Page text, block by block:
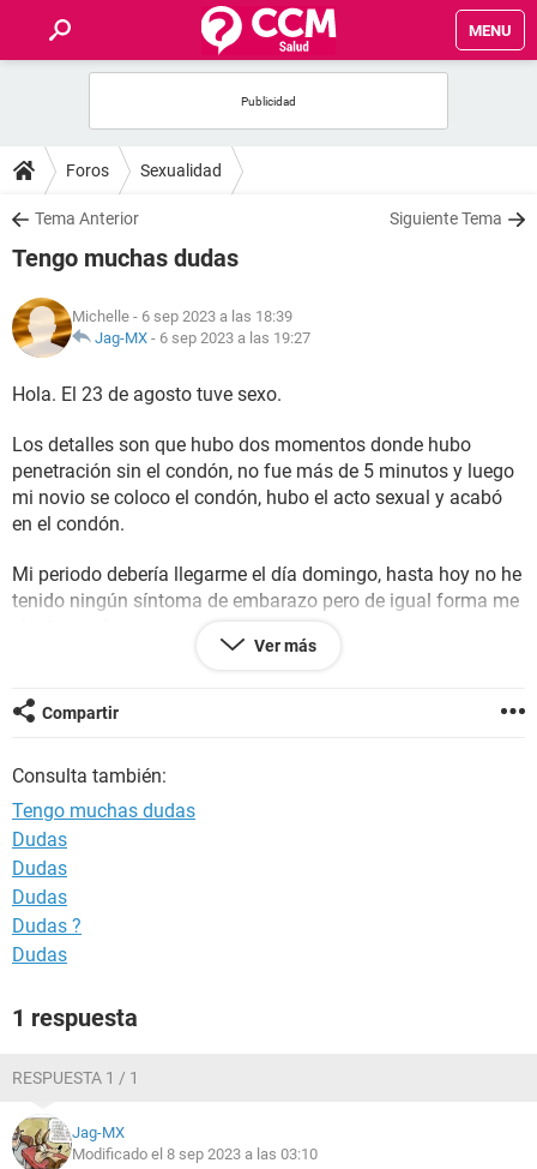
MENU
FOROS
SALUD
FAMILIA
NUTRICIÓN
BIENESTAR
SEXUALIDAD
GLOSARIO
Foros Sexualidad
Tema Anterior Siguiente Tema
Tengo muchas dudas
Michelle - 6 sep 2023 a las 18:39
Jag-MX - 6 sep 2023 a las 19:27
Hola. El 23 de agosto tuve sexo.
Los detalles son que hubo dos momentos donde hubo
penetración sin el condón, no fue más de 5 minutos y luego
mi novio se coloco el condón, hubo el acto sexual y acabó
en el condón.
Mi periodo debería llegarme el día domingo, hasta hoy no he
tenido ningún síntoma de embarazo pero de igual forma me
Espero sus respuestas por favor.
Ver más
Compartir
Consulta también:
Tengo muchas dudas
Dudas
Dudas
Dudas
Dudas ?
Dudas
1 respuesta
RESPUESTA 1 / 1
Jag-MX
Modificado el 8 sep 2023 a las 03:10